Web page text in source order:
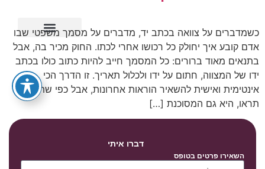
כשמדברים על צוואה בכתב יד, מדברים על מסמך משפטי שבו
אדם קובע איך יחולק כל רכושו אחרי לכתו. החוק מכיר בה, אבל
בתנאים מאוד ברורים: כל המסמך חייב להיות כתוב כולו בכתב
ידו של המצווה, חתום על ידו ולכלול תאריך. זו הדרך הכי
אינטימית ואישית להשאיר הוראות אחרונות, אבל כפי שתכף
תראו, היא גם המסוכנת […]
דברו איתי
השאירו פרטים בטופס